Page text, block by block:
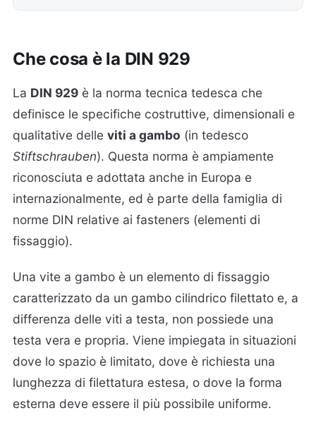
Che cosa è la DIN 929
La DIN 929 è la norma tecnica tedesca che
definisce le specifiche costruttive, dimensionali e
qualitative delle viti a gambo (in tedesco
Stiftschrauben). Questa norma è ampiamente
riconosciuta e adottata anche in Europa e
internazionalmente, ed è parte della famiglia di
norme DIN relative ai fasteners (elementi di
fissaggio).
Una vite a gambo è un elemento di fissaggio
caratterizzato da un gambo cilindrico filettato e, a
differenza delle viti a testa, non possiede una
testa vera e propria. Viene impiegata in situazioni
dove lo spazio è limitato, dove è richiesta una
lunghezza di filettatura estesa, o dove la forma
esterna deve essere il più possibile uniforme.